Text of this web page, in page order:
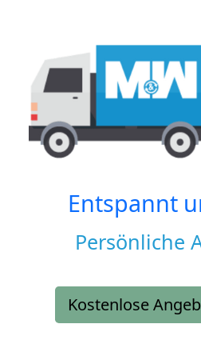
Entspannt
Persönliche
Kostenlose